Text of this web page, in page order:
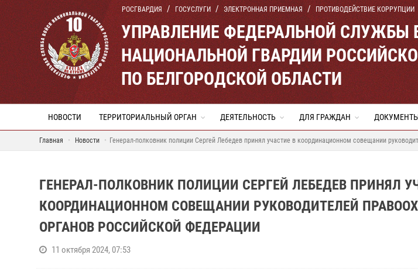
РОСГВАРДИЯ ГОСУСЛУГИ ЭЛЕКТРОННАЯ ПРИЕМНАЯ ПРОТИВОДЕЙСТВИЕ КОРРУПЦИИ
УПРАВЛЕНИЕ ФЕДЕРАЛЬНОЙ СЛУЖБЫ
НАЦИОНАЛЬНОЙ ГВАРДИИ
ПО БЕЛГОРОДСКОЙ ОБЛАСТИ
НОВОСТИ ТЕРРИТОРИАЛЬНЫЙ ОРГАН ДЕЯТЕЛЬНОСТЬ ДЛЯ ГРАЖДАН
Главная Новости Генерал-полковник полиции Сергей Лебедев принял участие в координационном совещании
ГЕНЕРАЛ-ПОЛКОВНИК ПОЛИЦИИ СЕРГЕЙ ЛЕБЕДЕВ ПРИНЯЛ
КООРДИНАЦИОННОМ СОВЕЩАНИИ РУКОВОДИТЕЛЕЙ
ОРГАНОВ РОССИЙСКОЙ ФЕДЕРАЦИИ
11 октября 2024, 07:53